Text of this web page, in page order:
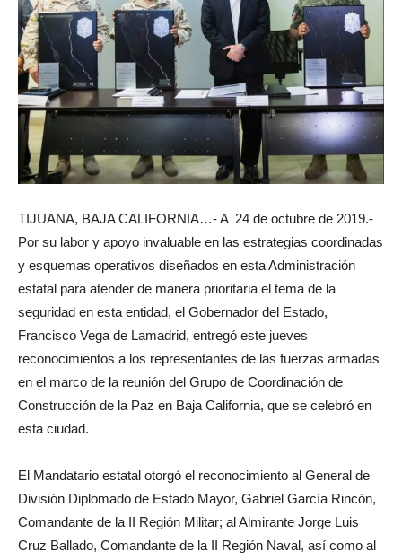
TIJUANA, BAJA CALIFORNIA…- A 24 de octubre de 2019.-
Por su labor y apoyo invaluable en las estrategias coordinadas
y esquemas operativos diseñados en esta Administración
estatal para atender de manera prioritaria el tema de la
seguridad en esta entidad, el Gobernador del Estado,
Francisco Vega de Lamadrid, entregó este jueves
reconocimientos a los representantes de las fuerzas armadas
en el marco de la reunión del Grupo de Coordinación de
Construcción de la Paz en Baja California, que se celebró en
esta ciudad.
El Mandatario estatal otorgó el reconocimiento al General de
División Diplomado de Estado Mayor, Gabriel García Rincón,
Comandante de la II Región Militar; al Almirante Jorge Luis
Cruz Ballado, Comandante de la II Región Naval, así como al